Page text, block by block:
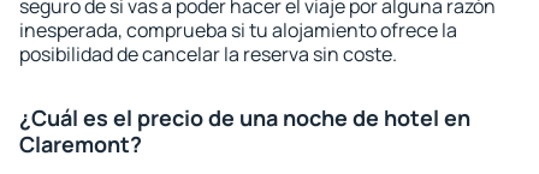
seguro de si vas a poder hacer el viaje por alguna razón
inesperada, comprueba si tu alojamiento ofrece la
posibilidad de cancelar la reserva sin coste.
¿Cuál es el precio de una noche de hotel en
Claremont?